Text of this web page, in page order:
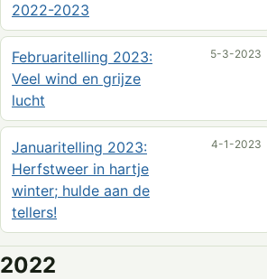
2022-2023
Februaritelling 2023:
Veel wind en grijze
lucht
5-3-2023
Januaritelling 2023:
Herfstweer in hartje
winter; hulde aan de
tellers!
4-1-2023
2022